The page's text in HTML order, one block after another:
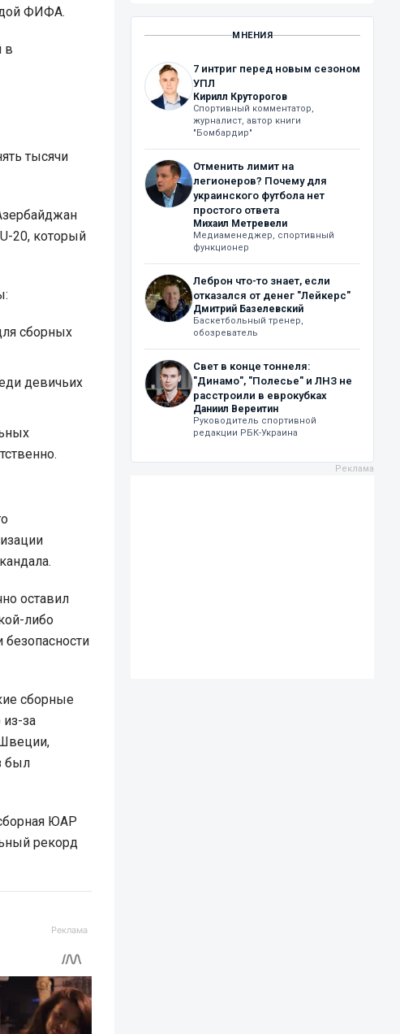
ФИФА.
в
тысячи
20, который
сборных
девичьих
оставил
либо
сборные
за
был
ЮАР
рекорд
МНЕНИЯ
7 интриг перед новым сезоном
УПЛ
Кирилл Круторогов
Спортивный комментатор,
журналист, автор книги
"Бомбардир"
Отменить лимит на
легионеров? Почему для
украинского футбола нет
простого ответа
Михаил Метревели
Медиаменеджер, спортивный
функционер
Леброн что-то знает, если
отказался от денег "Лейкерс"
Дмитрий Базелевский
Баскетбольный тренер,
обозреватель
Свет в конце тоннеля:
"Динамо", "Полесье" и ЛНЗ не
расстроили в еврокубках
Даниил Вереитин
Руководитель спортивной
редакции РБК-Украина